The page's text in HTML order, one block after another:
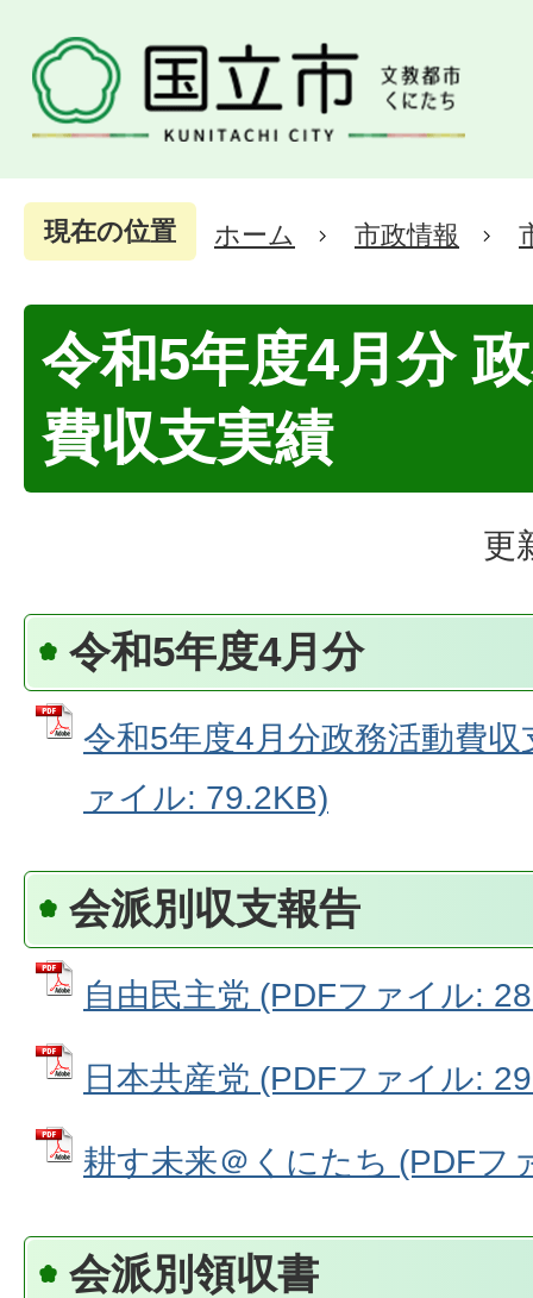
現在の位置 ホーム 市政情報
令和5年度4月分
費収支実績
更
令和5年度4月分
令和5年度4月分政務活動費
ァイル: 79.2KB)
会派別収支報告
自由民主党 (PDFファイル:
日本共産党 (PDFファイル:
耕す未来＠くにたち (PDFフ
会派別領収書